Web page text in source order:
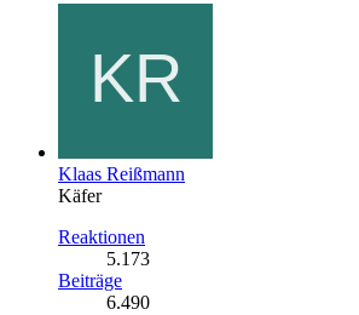
Klaas Reißmann
Käfer
Reaktionen
5.173
Beiträge
6.490